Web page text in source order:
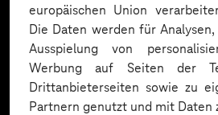
europäischen Union
Die Daten werden für
Ausspielung von
Werbung auf Seiten der
Drittanbieterseiten sowie zu
Partnern genutzt und mit Daten
Expertise. Hier